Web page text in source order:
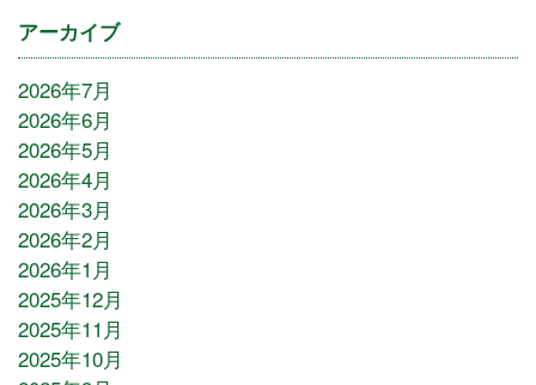
アーカイブ
2026年7月
2026年6月
2026年5月
2026年4月
2026年3月
2026年2月
2026年1月
2025年12月
2025年11月
2025年10月